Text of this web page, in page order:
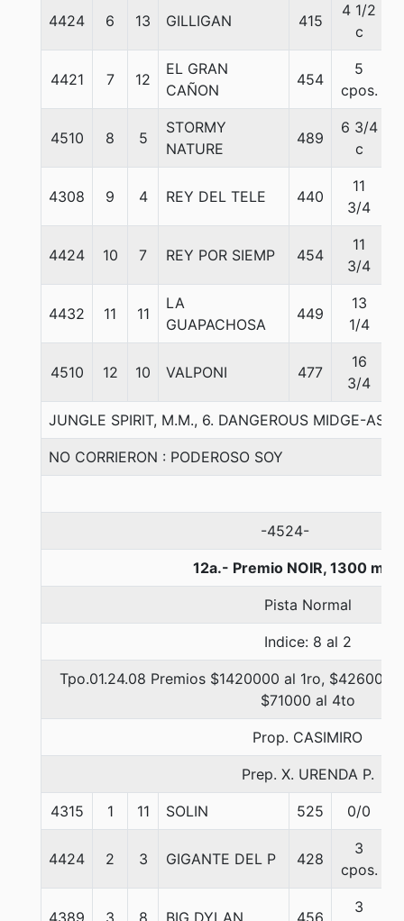
4424 6 13 GILLIGAN 415
4 1/2
c
4421 7 12
EL GRAN
CAÑON
454
5
cpos.
4510 8 5
STORMY
NATURE
489
6 3/4
c
4308 9 4 REY DEL TELE 440
11
3/4
4424 10 7 REY POR SIEMP 454
11
3/4
4432 11 11
LA
GUAPACHOSA
449
13
1/4
4510 12 10 VALPONI 477
16
3/4
JUNGLE SPIRIT, M.M., 6. DANGEROUS MIDGE-
NO CORRIERON : PODEROSO SOY
-4524-
12a.- Premio NOIR, 1300
Pista Normal
Indice: 8 al 2
Tpo.01.24.08 Premios $1420000 al 1ro, $426000
$71000 al 4to
Prop. CASIMIRO
Prep. X. URENDA P.
4315 1 11 SOLIN 525 0/0
4424 2 3 GIGANTE DEL P 428
3
cpos.
4389 3 8 BIG DYLAN 456
3